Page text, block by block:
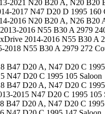
2021 N20 B20 A, N20 B20
2017 N47 D20 D 1995 160
2016 N20 B20 A, N26 B20
2016 N55 B30 A 2979
2014-2016 N55 B30 A
N55 B30 A 2979 272
B47 D20 A, N47 D20 C
N47 D20 C 1995 105 Saloon
B47 D20 A, N47 D20 C
2015 N47 D20 C 1995 105
B47 D20 A, N47 D20 C 1995